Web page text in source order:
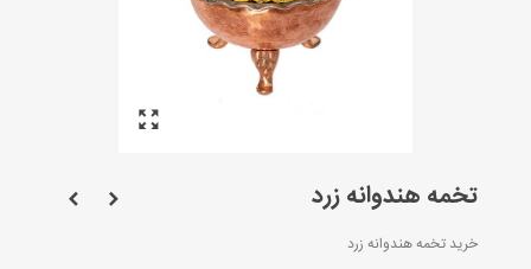
تخمه هندوانه زرد
خرید تخمه هندوانه زرد